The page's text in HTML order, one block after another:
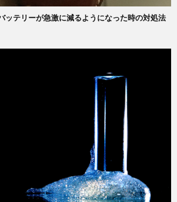
テリーが急激に減るようになった時の対処法